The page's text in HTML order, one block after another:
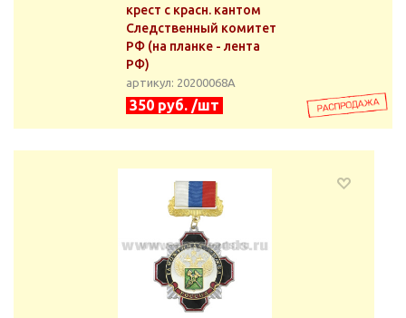
крест с красн. кантом
Следственный комитет
РФ (на планке - лента
РФ)
артикул: 20200068А
350 руб. /шт